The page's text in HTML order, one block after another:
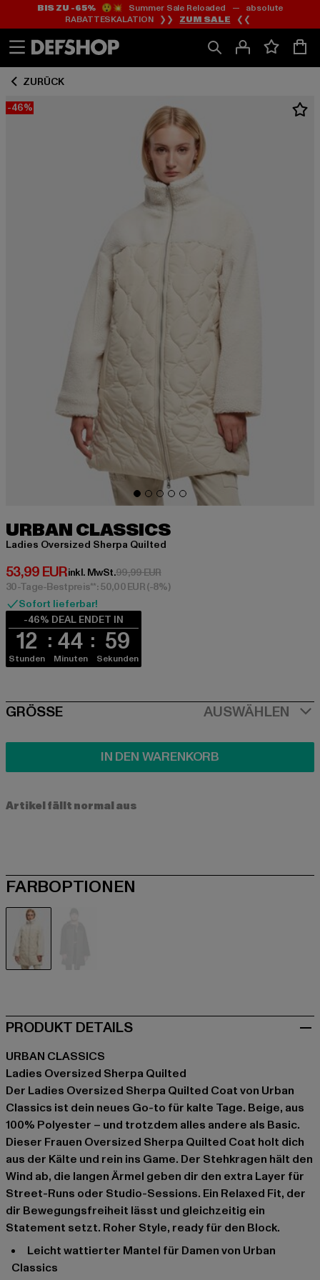
Zum
Inhalt
springen
Zum
Fußzeile
springen
BIS ZU -65%😲💥 Summer Sale Reloaded — absolute
RABATTESKALATION ❯❯ ZUM SALE ❮❮
ZURÜCK
-46%
URBAN CLASSICS
Ladies Oversized Sherpa Quilted
53,99 EUR
Derzeitiger Preis: 53,99 EUR
inkl. MwSt.99,99 EURAktionspreis: 99,99 EUR
30-Tage-Bestpreis**: 50,00 EUR(-8%)
Sofort lieferbar!
-46% DEAL ENDET IN
12
Stunden
44
Minuten
58
Sekunden
SIZE
GRÖSSE AUSWÄHLEN
IN DEN WARENKORB
Artikel fällt normal aus
FARBOPTIONEN
PRODUKT DETAILS
URBAN CLASSICS
Ladies Oversized Sherpa Quilted
Der Ladies Oversized Sherpa Quilted Coat von Urban
Classics ist dein neues Go-to für kalte Tage. Beige, aus
100% Polyester – und trotzdem alles andere als Basic.
Dieser Frauen Oversized Sherpa Quilted Coat holt dich
aus der Kälte und rein ins Game. Der Stehkragen hält den
Wind ab, die langen Ärmel geben dir den extra Layer für
Street-Runs oder Studio-Sessions. Ein Relaxed Fit, der
dir Bewegungsfreiheit lässt und gleichzeitig ein
Statement setzt. Roher Style, ready für den Block.
Leicht wattierter Mantel für Damen von Urban
Classics